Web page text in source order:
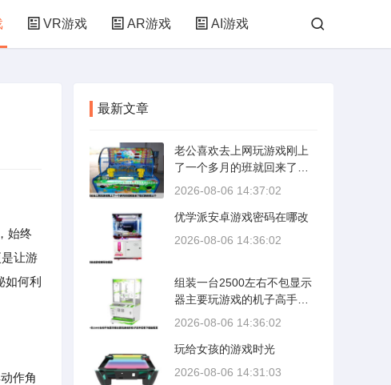
VR游戏 AR游戏 AI游戏
始终
让游
何利
作角
最新文章
老公喜欢去上网玩游戏刚上
了一个多月的班就回来了我
们刚结婚三个
2026-08-06 14:37:02
优学派安卓游戏密码在哪改
2026-08-06 14:36:02
组装一台2500左右不包显示
器主要玩游戏的机子高手们
看下哪些配置
2026-08-06 14:36:02
玩给女孩的游戏时光
2026-08-06 14:31:03